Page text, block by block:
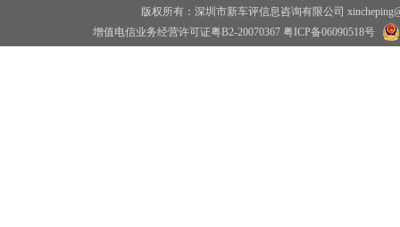
版权所有：深圳市新车评信息咨询有限公司
增值电信业务经营许可证粤B2-20070367 粤ICP备06090518号